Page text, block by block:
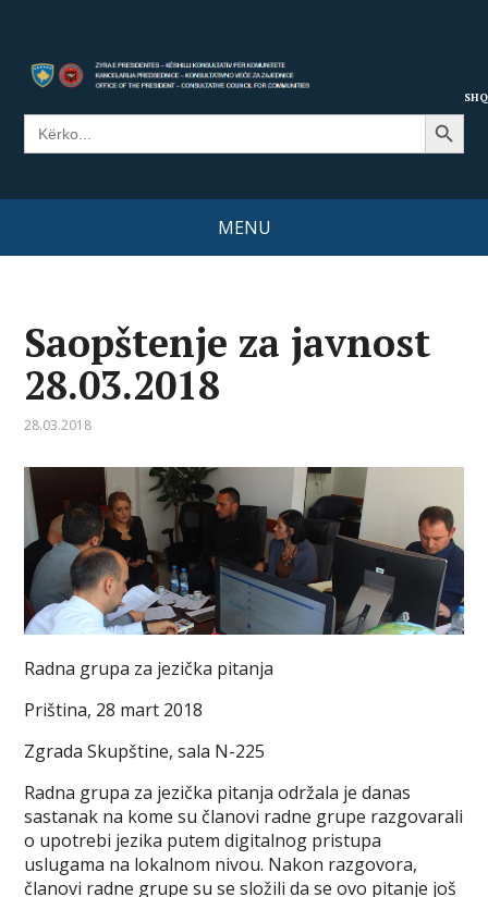
Search
for:
Search Button
MENU
Saopštenje za javnost
28.03.2018
28.03.2018
Radna grupa za jezička pitanja
Priština, 28 mart 2018
Zgrada Skupštine, sala N-225
Radna grupa za jezička pitanja održala je danas
sastanak na kome su članovi radne grupe razgovarali
o upotrebi jezika putem digitalnog pristupa
uslugama na lokalnom nivou. Nakon razgovora,
članovi radne grupe su se složili da se ovo pitanje još